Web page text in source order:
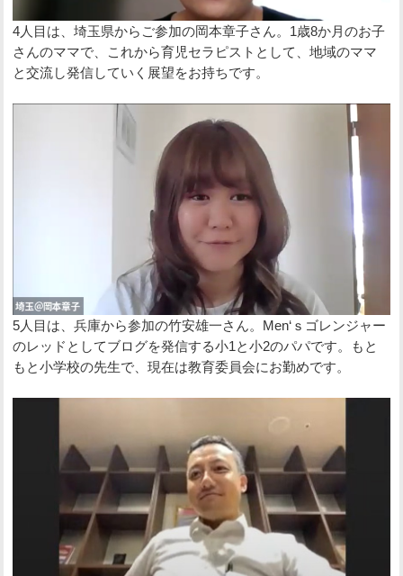
4人目は、埼玉県からご参加の岡本章子さん。1歳8か月のお子
さんのママで、これから育児セラピストとして、地域のママ
と交流し発信していく展望をお持ちです。
5人目は、兵庫から参加の竹安雄一さん。Men‘ｓゴレンジャー
のレッドとしてブログを発信する小1と小2のパパです。もと
もと小学校の先生で、現在は教育委員会にお勤めです。